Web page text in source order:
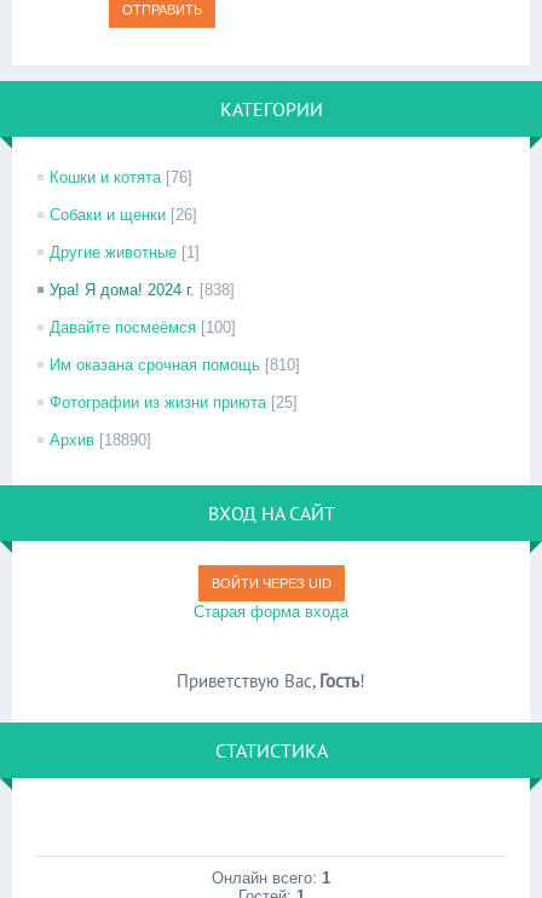
ОТПРАВИТЬ
КАТЕГОРИИ
Кошки и котята [76]
Собаки и щенки [26]
Другие животные [1]
Ура! Я дома! 2024 г. [838]
Давайте посмеёмся [100]
Им оказана срочная помощь [810]
Фотографии из жизни приюта [25]
Архив [18890]
ВХОД НА САЙТ
ВОЙТИ ЧЕРЕЗ UID
Старая форма входа
Приветствую Вас, Гость!
СТАТИСТИКА
Онлайн всего: 1